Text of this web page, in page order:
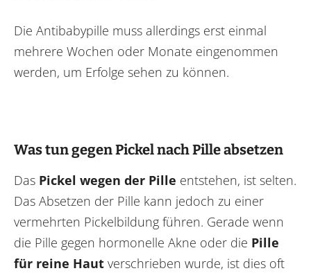
Die Antibabypille muss allerdings erst einmal
mehrere Wochen oder Monate eingenommen
werden, um Erfolge sehen zu können.
Was tun gegen Pickel nach Pille absetzen
Das Pickel wegen der Pille entstehen, ist selten.
Das Absetzen der Pille kann jedoch zu einer
vermehrten Pickelbildung führen. Gerade wenn
die Pille gegen hormonelle Akne oder die Pille
für reine Haut verschrieben wurde, ist dies oft